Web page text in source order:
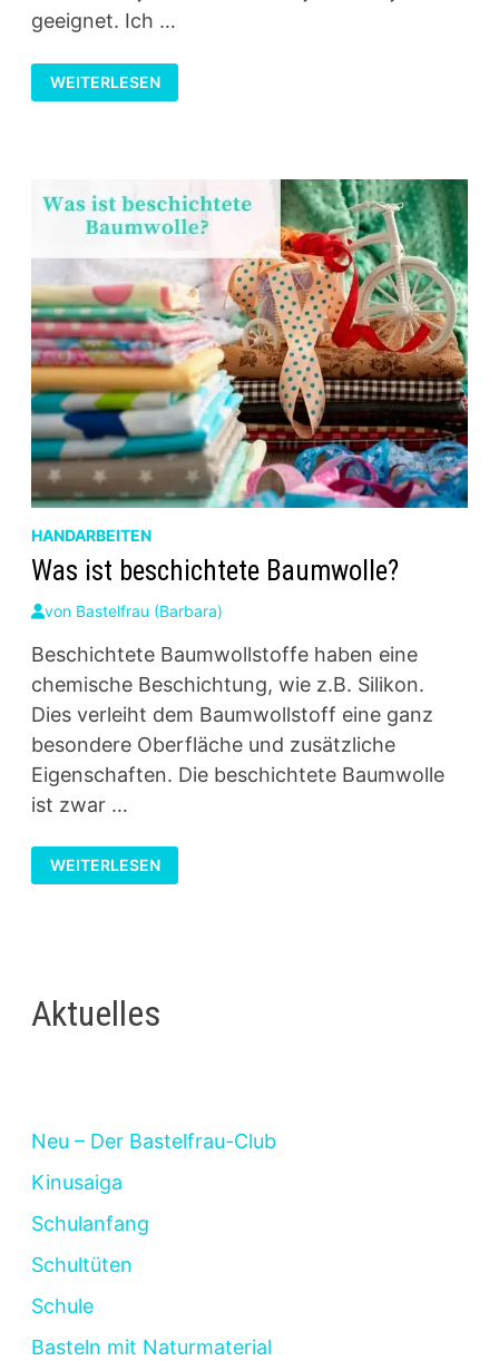
geeignet. Ich …
INTERESSANTES
ÜBER
FARBVERLAUFSGARN
WEITERLESEN
HANDARBEITEN
Was ist beschichtete Baumwolle?
von Bastelfrau (Barbara)
Beschichtete Baumwollstoffe haben eine
chemische Beschichtung, wie z.B. Silikon.
Dies verleiht dem Baumwollstoff eine ganz
besondere Oberfläche und zusätzliche
Eigenschaften. Die beschichtete Baumwolle
ist zwar …
WAS
IST
BESCHICHTETE
WEITERLESEN
Aktuelles
Neu – Der Bastelfrau-Club
Kinusaiga
Schulanfang
Schultüten
Schule
Basteln mit Naturmaterial